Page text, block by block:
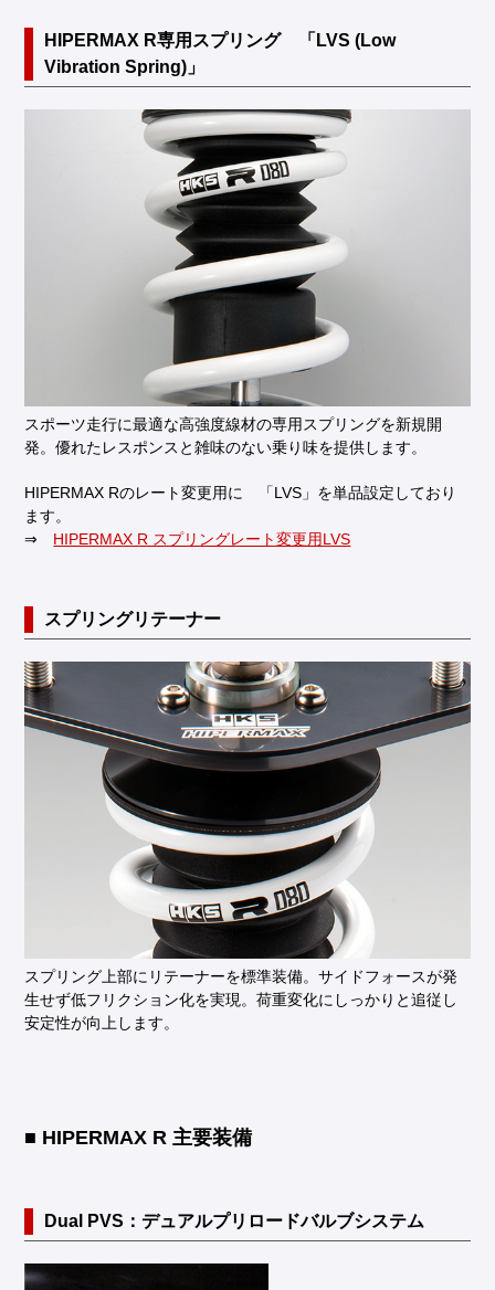
HIPERMAX R専用スプリング 「LVS (Low
Vibration Spring)」
スポーツ走行に最適な高強度線材の専用スプリングを新規開
発。優れたレスポンスと雑味のない乗り味を提供します。
HIPERMAX Rのレート変更用に 「LVS」を単品設定しており
ます。
⇒ HIPERMAX R スプリングレート変更用LVS
スプリングリテーナー
スプリング上部にリテーナーを標準装備。サイドフォースが発
生せず低フリクション化を実現。荷重変化にしっかりと追従し
安定性が向上します。
■ HIPERMAX R 主要装備
Dual PVS：デュアルプリロードバルブシステム